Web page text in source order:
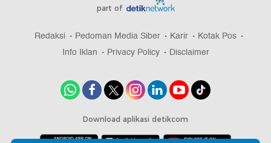
part of
Redaksi Pedoman Media Siber Karir
Kotak Pos
Info Iklan
Privacy Policy Disclaimer
Download aplikasi detikcom